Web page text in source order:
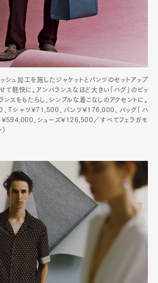
Magazine
Columnist
About
Contact
Pen Meet
シュ加工を施したジャケットとパンツのセットアップ
て軽快に。アンバランスなほど大きい「ハグ」のビッ
スをもたらし、シンプルな着こなしのアクセントに。
Tシャツ¥71,500、パンツ¥176,000、バッグ「ハ
）¥594,000、シューズ¥126,500／すべてフェラガモ